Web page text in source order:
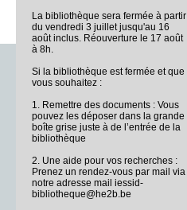
La bibliothèque sera fermée à partir
du vendredi 3 juillet jusqu'au 16
août inclus. Réouverture le 17 août
à 8h.
Si la bibliothèque est fermée et que
vous souhaitez :
1. Remettre des documents : Vous
pouvez les déposer dans la grande
boîte grise juste à de l’entrée de la
bibliothèque
2. Une aide pour vos recherches :
Prenez un rendez-vous par mail via
notre adresse mail iessid-
bibliotheque@he2b.be